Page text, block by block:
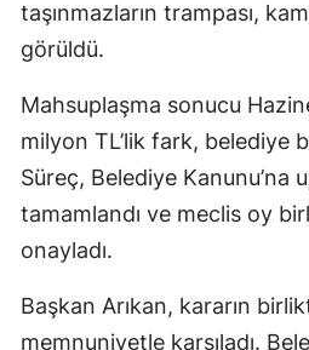
taşınmazların trampası,
görüldü.
Mahsuplaşma sonucu
milyon TL’lik fark, belediye
Süreç, Belediye Kanunu’na
tamamlandı ve meclis oy
onayladı.
Başkan Arıkan, kararın
memnuniyetle karşıladı.